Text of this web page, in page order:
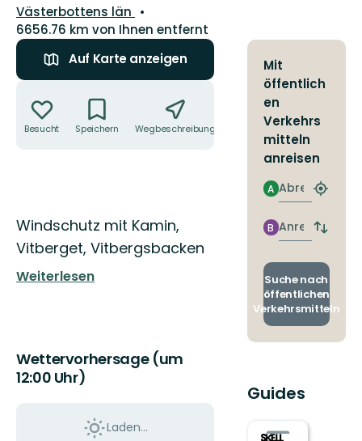
Landkreis:
Västerbottens län
6656.76 km von Ihnen entfernt
Auf Karte anzeigen
Besucht Speichern Wegbeschreibung
Beschreibung
Windschutz mit Kamin,
Vitberget, Vitbergsbacken
Weiterlesen
Wettervorhersage (um
12:00 Uhr)
Laden...
Mit
öffentlich
en
Verkehrs
mitteln
anreisen
Abreise
A
finden
Anreise
B
Suche nach
öffentlichen
Verkehrsmitteln
Guides